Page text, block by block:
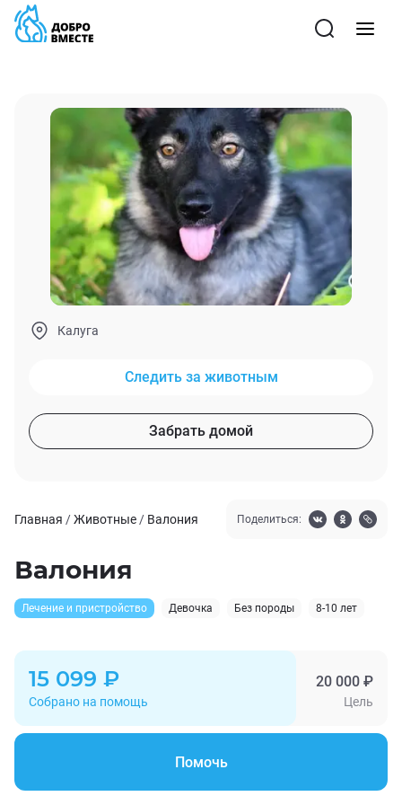
Калуга
Следить за животным
Забрать домой
Главная /Животные / Валония Поделиться:
Валония
Лечение и пристройство Девочка Без породы 8-10 лет
15 099 ₽ 20 000 ₽
Собрано на помощь Цель
Помочь